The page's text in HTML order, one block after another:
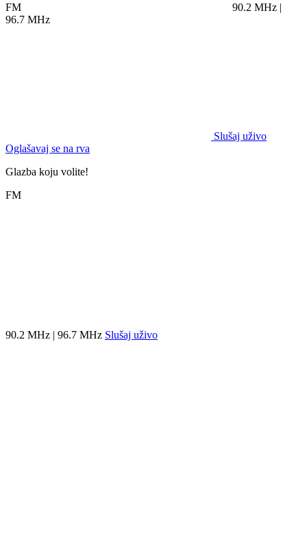
FM
90.2 MHz |
96.7 MHz
Slušaj uživo
Oglašavaj se na rva
Glazba koju volite!
FM
90.2 MHz | 96.7 MHz Slušaj uživo